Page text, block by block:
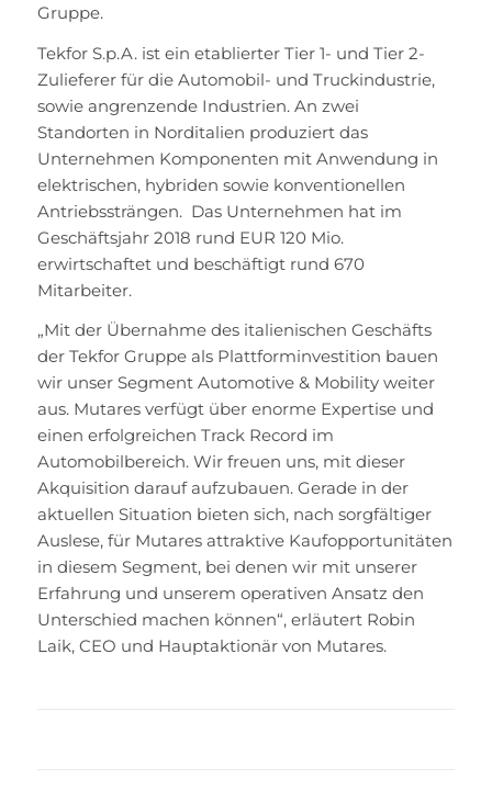
Gruppe.
Tekfor S.p.A. ist ein etablierter Tier 1- und Tier 2-
Zulieferer für die Automobil- und Truckindustrie,
sowie angrenzende Industrien. An zwei
Standorten in Norditalien produziert das
Unternehmen Komponenten mit Anwendung in
elektrischen, hybriden sowie konventionellen
Antriebssträngen. Das Unternehmen hat im
Geschäftsjahr 2018 rund EUR 120 Mio.
erwirtschaftet und beschäftigt rund 670
Mitarbeiter.
„Mit der Übernahme des italienischen Geschäfts
der Tekfor Gruppe als Plattforminvestition bauen
wir unser Segment Automotive & Mobility weiter
aus. Mutares verfügt über enorme Expertise und
einen erfolgreichen Track Record im
Automobilbereich. Wir freuen uns, mit dieser
Akquisition darauf aufzubauen. Gerade in der
aktuellen Situation bieten sich, nach sorgfältiger
Auslese, für Mutares attraktive Kaufopportunitäten
in diesem Segment, bei denen wir mit unserer
Erfahrung und unserem operativen Ansatz den
Unterschied machen können“, erläutert Robin
Laik, CEO und Hauptaktionär von Mutares.